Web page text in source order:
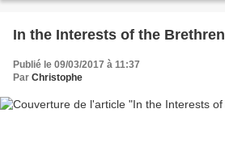
In the Interests of the Brethren
Publié le 09/03/2017 à 11:37
Par Christophe